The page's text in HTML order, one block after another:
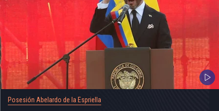
Posesión Abelardo de la Espriella